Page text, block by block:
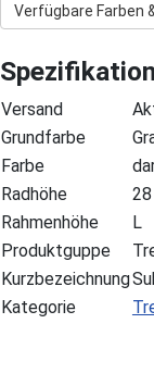
Verfügbare Farben
Versand
Grundfarbe
Farbe
Radhöhe
Rahmenhöhe
L
Produktguppe
Kurzbezeichnung
Kategorie